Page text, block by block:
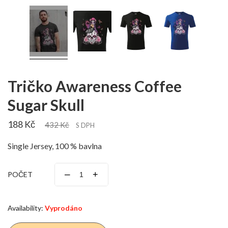
Tričko Awareness Coffee
Sugar Skull
188 Kč 432 Kč S DPH
Single Jersey, 100 % bavlna
POČET – +
Availability: Vyprodáno